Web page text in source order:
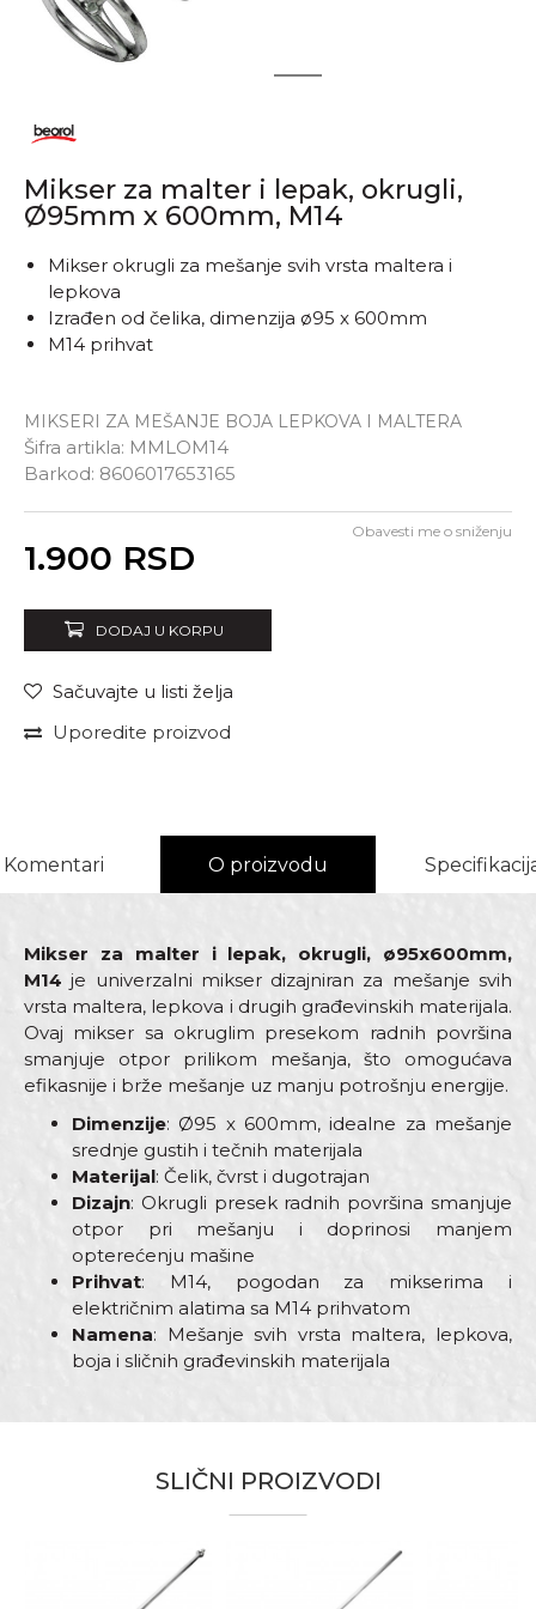
2
Mikser za malter i lepak, okrugli,
Ø95mm x 600mm, M14
MIKSERI ZA MEŠANJE BOJA LEPKOVA I MALTERA
Šifra artikla: MMLOM14
Barkod: 8606017653165
Mikser okrugli za mešanje svih vrsta maltera i
lepkova
Izrađen od čelika, dimenzija ø95 x 600mm
M14 prihvat
1.900 RSD
Obavesti me o sniženju
DODAJ U KORPU
Sačuvajte u listi želja
Uporedite proizvod
Komentari O proizvodu
Mikser za malter i lepak, okrugli, ø95x600mm,
M14 je univerzalni mikser dizajniran za mešanje svih
vrsta maltera, lepkova i drugih građevinskih materijala.
Ovaj mikser sa okruglim presekom radnih površina
smanjuje otpor prilikom mešanja, što omogućava
efikasnije i brže mešanje uz manju potrošnju energije.
Dimenzije: Ø95 x 600mm, idealne za mešanje
srednje gustih i tečnih materijala
Materijal: Čelik, čvrst i dugotrajan
Dizajn: Okrugli presek radnih površina smanjuje
otpor pri mešanju i doprinosi manjem
opterećenju mašine
Prihvat: M14, pogodan za mikserima i
električnim alatima sa M14 prihvatom
Namena: Mešanje svih vrsta maltera, lepkova,
boja i sličnih građevinskih materijala
maltera
95 x 600mm
Čelik
Univerzalni mikser za sve vrste
SLIČNI PROIZVODI